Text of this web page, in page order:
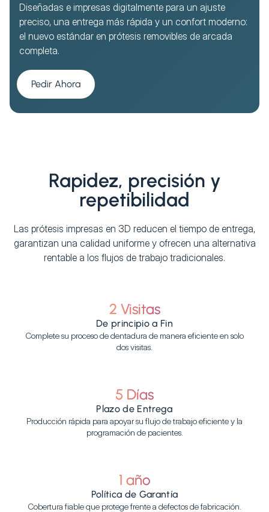
Diseñadas e impresas digitalmente para un ajuste
preciso, una entrega más rápida y un confort moderno:
el nuevo estándar en prótesis removibles de arcada
completa.
Pedir Ahora
Rapidez, precisión y
repetibilidad
Las prótesis impresas en 3D reducen el tiempo de entrega,
garantizan una calidad uniforme y ofrecen una alternativa
rentable a los flujos de trabajo tradicionales.
2 Visitas
De principio a Fin
Complete su proceso de dentadura de manera eficiente en solo
dos visitas.
5 Días
Plazo de Entrega
Producción rápida para apoyar su flujo de trabajo eficiente y la
programación de pacientes.
1 año
Política de Garantía
Cobertura fiable que protege frente a defectos de fabricación.